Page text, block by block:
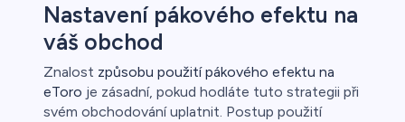
Nastavení pákového efektu na
váš obchod
Znalost způsobu použití pákového efektu na
eToro je zásadní, pokud hodláte tuto strategii při
svém obchodování uplatnit. Postup použití